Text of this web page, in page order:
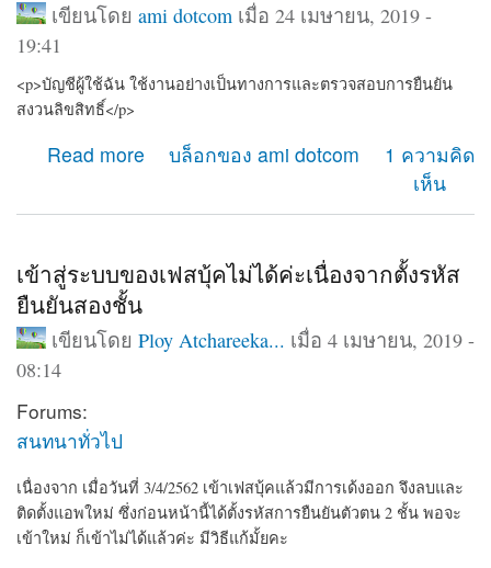
เขียนโดย ami dotcom เมื่อ 24 เมษายน, 2019 -
19:41
<p>บัญชีผู้ใช้ฉัน ใช้งานอย่างเป็นทางการและตรวจสอบการยืนยัน
สงวนลิขสิทธิ์</p>
Read more
about บัญชีผู้ใช้ฉัน ใช้งานอย่างเป็นทางการและตรวจสอบ
การยืนยัน สงวนลิขสิทธิ์
บล็อกของ ami dotcom
1 ความคิด
เห็น
เข้าสู่ระบบของเฟสบุ้คไม่ได้ค่ะเนื่องจากตั้งรหัส
ยืนยันสองชั้น
เขียนโดย Ploy Atchareeka... เมื่อ 4 เมษายน, 2019 -
08:14
Forums:
สนทนาทั่วไป
เนื่องจาก เมื่อวันที่ 3/4/2562 เข้าเฟสบุ้คแล้วมีการเด้งออก จึงลบและ
ติดตั้งแอพใหม่ ซึ่งก่อนหน้านี้ได้ตั้งรหัสการยืนยันตัวตน 2 ชั้น พอจะ
เข้าใหม่ ก็เข้าไม่ได้แล้วค่ะ มีวิธีแก้มั้ยคะ